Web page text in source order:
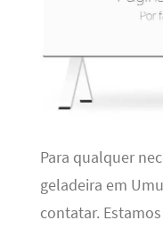
Para qualquer
geladeira em
contatar.